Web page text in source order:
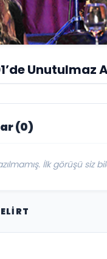
Unutulmaz
(0)
İlk görüşü siz